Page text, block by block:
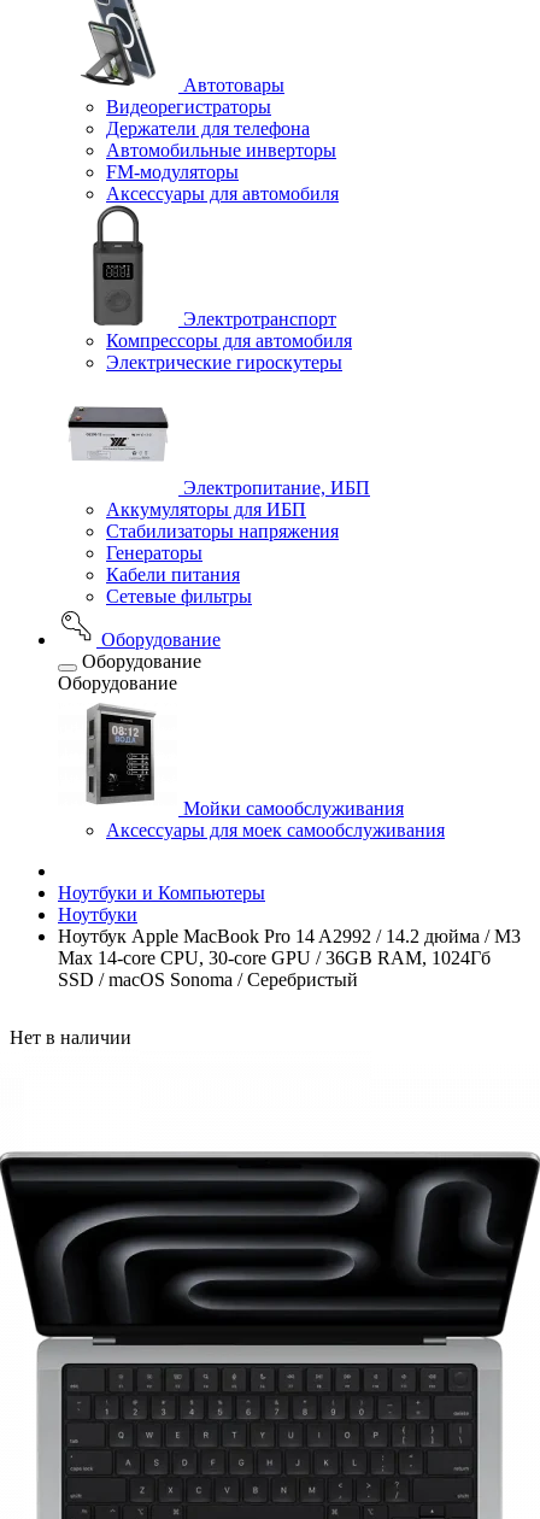
Автотовары
Видеорегистраторы
Держатели для телефона
Автомобильные инверторы
FM-модуляторы
Аксессуары для автомобиля
Электротранспорт
Компрессоры для автомобиля
Электрические гироскутеры
Электропитание, ИБП
Аккумуляторы для ИБП
Стабилизаторы напряжения
Генераторы
Кабели питания
Сетевые фильтры
Оборудование
Оборудование
Оборудование
Мойки самообслуживания
Аксессуары для моек самообслуживания
Ноутбуки и Компьютеры
Ноутбуки
Ноутбук Apple MacBook Pro 14 A2992 / 14.2 дюйма / M3
Max 14-core CPU, 30-core GPU / 36GB RAM, 1024Гб
SSD / macOS Sonoma / Серебристый
Нет в наличии